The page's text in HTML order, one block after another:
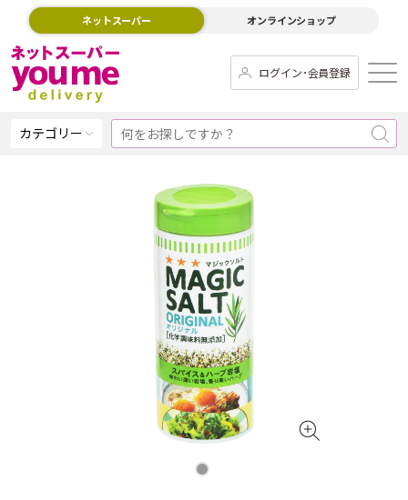
ネットスーパー オンラインショップ
ログイン･会員登録
カテゴリー